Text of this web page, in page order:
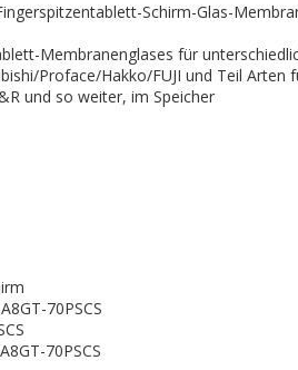
Schirm-Glas-
Membranenglases für
Proface/Hakko/FUJI und Teil Arten
und so weiter, im Speicher
70PSCS
70PSCS